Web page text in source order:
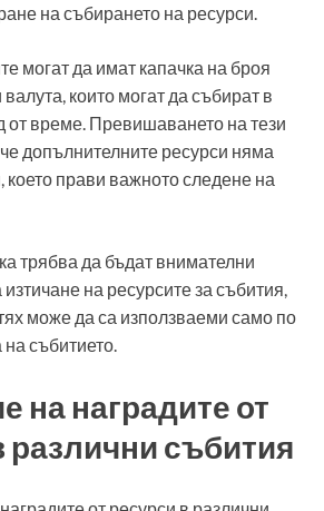
на събирането на ресурси.
могат да имат капачка на броя
които могат да събират в
от време. Превишаването на тези
допълнителните ресурси няма
което прави важното следене на
трябва да бъдат внимателни
на ресурсите за събития,
може да са използваеми само по
събитието.
на наградите от
различни събития